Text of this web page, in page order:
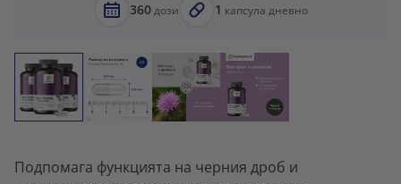
360дози 1 капсула дневно
Подпомага функцията на черния дроб и